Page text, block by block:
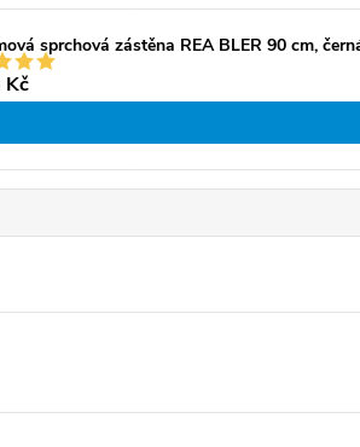
sprchová zástěna REA BLER 90 cm,
Kč